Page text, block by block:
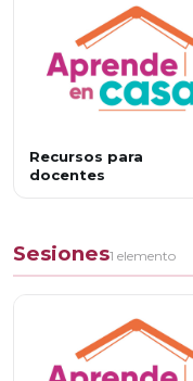
Recursos para
docentes
Sesiones1 elemento